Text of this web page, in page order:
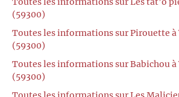
(59300)
Toutes les informations sur Pirouette à
(59300)
Toutes les informations sur Babichou à
(59300)